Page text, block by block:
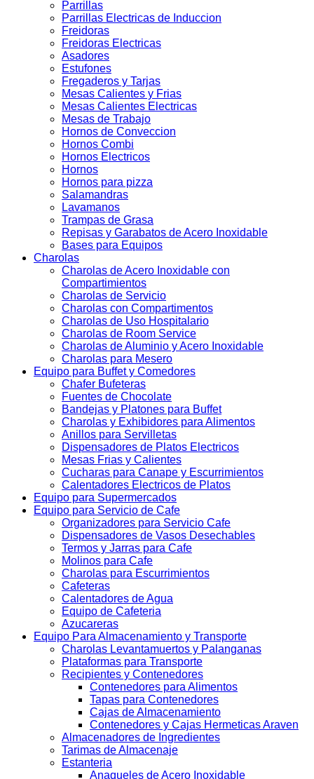
Parrillas
Parrillas Electricas de Induccion
Freidoras
Freidoras Electricas
Asadores
Estufones
Fregaderos y Tarjas
Mesas Calientes y Frias
Mesas Calientes Electricas
Mesas de Trabajo
Hornos de Conveccion
Hornos Combi
Hornos Electricos
Hornos
Hornos para pizza
Salamandras
Lavamanos
Trampas de Grasa
Repisas y Garabatos de Acero Inoxidable
Bases para Equipos
Charolas
Charolas de Acero Inoxidable con
Compartimientos
Charolas de Servicio
Charolas con Compartimentos
Charolas de Uso Hospitalario
Charolas de Room Service
Charolas de Aluminio y Acero Inoxidable
Charolas para Mesero
Equipo para Buffet y Comedores
Chafer Bufeteras
Fuentes de Chocolate
Bandejas y Platones para Buffet
Charolas y Exhibidores para Alimentos
Anillos para Servilletas
Dispensadores de Platos Electricos
Mesas Frias y Calientes
Cucharas para Canape y Escurrimientos
Calentadores Electricos de Platos
Equipo para Supermercados
Equipo para Servicio de Cafe
Organizadores para Servicio Cafe
Dispensadores de Vasos Desechables
Termos y Jarras para Cafe
Molinos para Cafe
Charolas para Escurrimientos
Cafeteras
Calentadores de Agua
Equipo de Cafeteria
Azucareras
Equipo Para Almacenamiento y Transporte
Charolas Levantamuertos y Palanganas
Plataformas para Transporte
Recipientes y Contenedores
Contenedores para Alimentos
Tapas para Contenedores
Cajas de Almacenamiento
Contenedores y Cajas Hermeticas Araven
Almacenadores de Ingredientes
Tarimas de Almacenaje
Estanteria
Anaqueles de Acero Inoxidable